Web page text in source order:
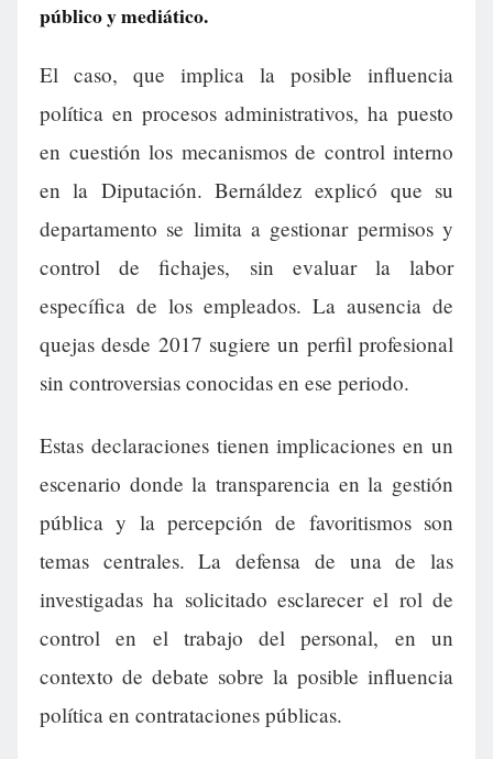
público y mediático.
El caso, que implica la posible influencia
política en procesos administrativos, ha puesto
en cuestión los mecanismos de control interno
en la Diputación. Bernáldez explicó que su
departamento se limita a gestionar permisos y
control de fichajes, sin evaluar la labor
específica de los empleados. La ausencia de
quejas desde 2017 sugiere un perfil profesional
sin controversias conocidas en ese periodo.
Estas declaraciones tienen implicaciones en un
escenario donde la transparencia en la gestión
pública y la percepción de favoritismos son
temas centrales. La defensa de una de las
investigadas ha solicitado esclarecer el rol de
control en el trabajo del personal, en un
contexto de debate sobre la posible influencia
política en contrataciones públicas.